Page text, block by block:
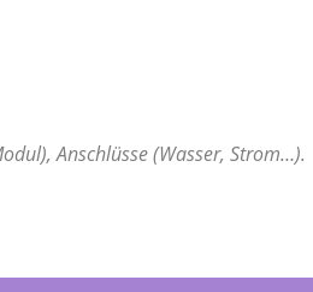
Anschlüsse (Wasser, Strom…).